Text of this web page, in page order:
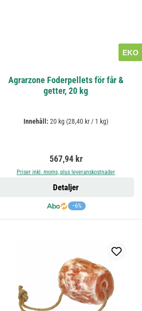
EKO
Agrarzone Foderpellets för får &
getter, 20 kg
Innehåll: 20 kg (28,40 kr / 1 kg)
Ordinarie pris:
567,94 kr
Priser inkl. moms, plus leveranskostnader
−6%
Detaljer